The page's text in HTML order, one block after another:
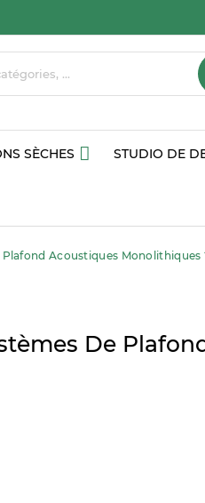
SÈCHES STUDIO DE
Acoustiques Monolithiques
De